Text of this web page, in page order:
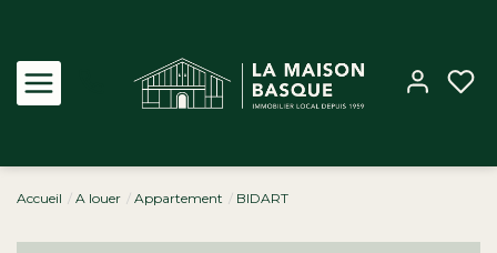
Accueil A louer Appartement BIDART